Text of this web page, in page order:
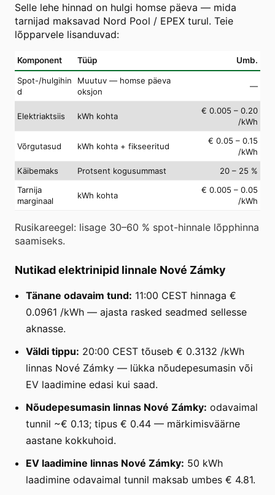
Selle lehe hinnad on hulgi homse päeva — mida
tarnijad maksavad Nord Pool / EPEX turul. Teie
lõpparvele lisanduvad:
Komponent Tüüp Umb.
Spot-/hulgihin
d
Muutuv — homse päeva
oksjon
—
Elektriaktsiis kWh kohta
€ 0.005 – 0.20
/kWh
Võrgutasud kWh kohta + fikseeritud
€ 0.05 – 0.15
/kWh
Käibemaks
Protsent kogusummast
20 – 25 %
Tarnija
marginaal
kWh kohta
€ 0.005 – 0.05
/kWh
Rusikareegel: lisage 30–60 % spot-hinnale lõpphinna
saamiseks.
Nutikad elektrinipid linnale Nové Zámky
Tänane odavaim tund: 11:00 CEST hinnaga €
0.0961 /kWh — ajasta rasked seadmed sellesse
aknasse.
Väldi tippu: 20:00 CEST tõuseb € 0.3132 /kWh
linnas Nové Zámky — lükka nõudepesumasin või
EV laadimine edasi kui saad.
Nõudepesumasin linnas Nové Zámky: odavaimal
tunnil ~€ 0.13; tipus € 0.44 — märkimisväärne
aastane kokkuhoid.
EV laadimine linnas Nové Zámky: 50 kWh
laadimine odavaimal tunnil maksab umbes € 4.81.